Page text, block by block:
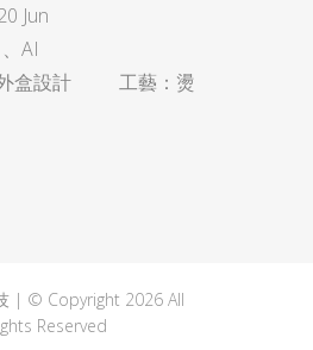
Jun
AI
外盒設計 工藝：燙
| © Copyright 2026 All
Reserved